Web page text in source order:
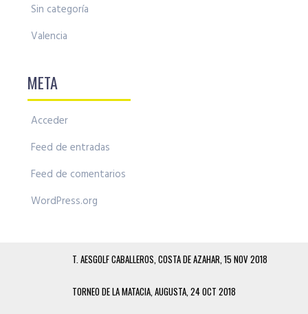
Sin categoría
Valencia
META
Acceder
Feed de entradas
Feed de comentarios
WordPress.org
T. AESGOLF CABALLEROS, COSTA DE AZAHAR, 15 NOV 2018
TORNEO DE LA MATACIA, AUGUSTA, 24 OCT 2018